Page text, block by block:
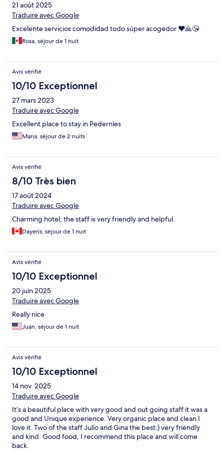
21 août 2025
Traduire avec Google
Excelente servicios comodidad todo súper acogedor ❤️🙏😘
Rosa, séjour de 1 nuit
Avis vérifié
10/10 Exceptionnel
27 mars 2023
Traduire avec Google
Excellent place to stay in Pedernles
Maria, séjour de 2 nuits
Avis vérifié
8/10 Très bien
17 août 2024
Traduire avec Google
Charming hotel, the staff is very friendly and helpful.
Dayeris, séjour de 1 nuit
Avis vérifié
10/10 Exceptionnel
20 juin 2025
Traduire avec Google
Really nice
Juan, séjour de 1 nuit
Avis vérifié
10/10 Exceptionnel
14 nov. 2025
Traduire avec Google
It’s a beautiful place with very good and out going staff it was a
good and Unique experience. Very organic place and clean I
love it. Two of the staff Julio and Gina the best:) very friendly
and kind. Good food, I recommend this place and will come
back.